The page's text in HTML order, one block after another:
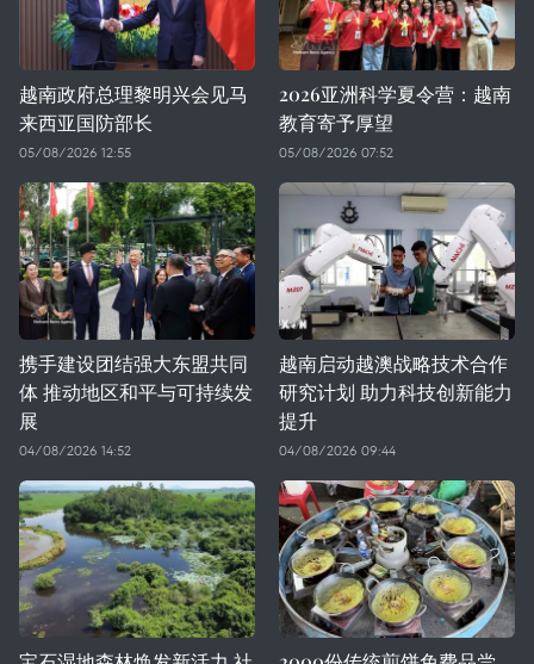
越南政府总理黎明兴会见马
来西亚国防部长
05/08/2026 12:55
2026亚洲科学夏令营：越南
教育寄予厚望
05/08/2026 07:52
携手建设团结强大东盟共同
体 推动地区和平与可持续发
展
04/08/2026 14:52
越南启动越澳战略技术合作
研究计划 助力科技创新能力
提升
04/08/2026 09:44